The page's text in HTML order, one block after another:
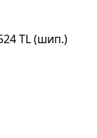
TL (шип.)